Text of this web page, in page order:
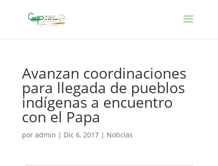
Avanzan coordinaciones
para llegada de pueblos
indígenas a encuentro
con el Papa
por admin | Dic 6, 2017| Noticias